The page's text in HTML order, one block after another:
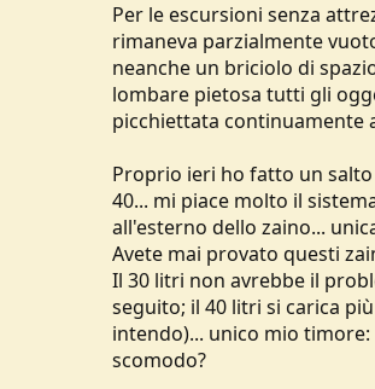
Per le escursioni senza
rimaneva parzialmente
neanche un briciolo di
lombare pietosa tutti gli
picchiettata continuamente
Proprio ieri ho fatto un
40... mi piace molto il
all'esterno dello zaino...
Avete mai provato questi
Il 30 litri non avrebbe il
seguito; il 40 litri si carica
intendo)... unico mio
scomodo?